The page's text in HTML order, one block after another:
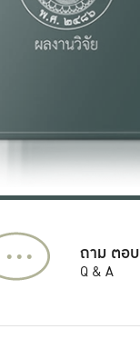
... ถาม ตอบ
Q & A